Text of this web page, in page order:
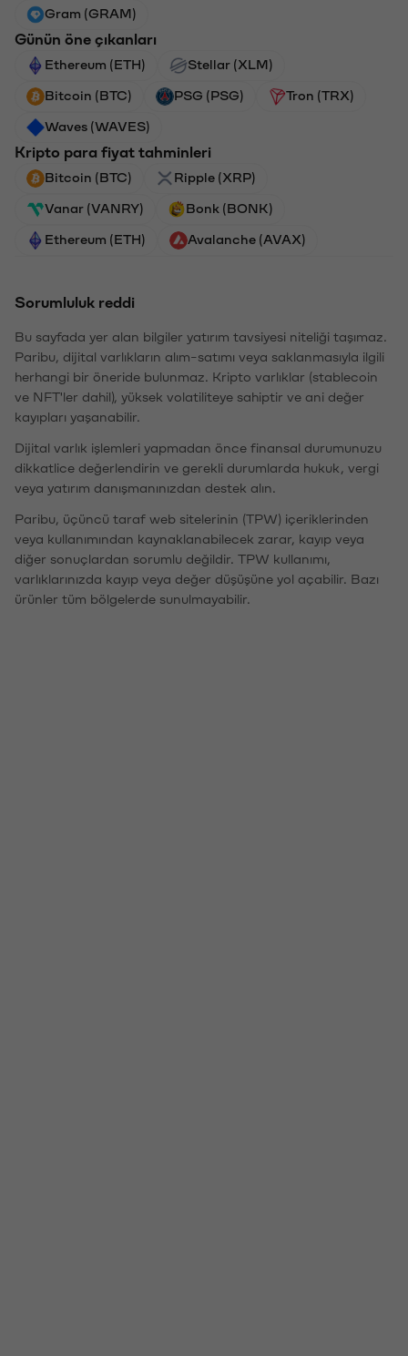
Gram (GRAM)
Günün öne çıkanları
Ethereum (ETH) Stellar (XLM)
Bitcoin (BTC) PSG (PSG) Tron (TRX)
Waves (WAVES)
Kripto para fiyat tahminleri
Bitcoin (BTC) Ripple (XRP)
Vanar (VANRY) Bonk (BONK)
Ethereum (ETH) Avalanche (AVAX)
Sorumluluk reddi
Bu sayfada yer alan bilgiler yatırım tavsiyesi niteliği taşımaz.
Paribu, dijital varlıkların alım-satımı veya saklanmasıyla ilgili
herhangi bir öneride bulunmaz. Kripto varlıklar (stablecoin
ve NFT'ler dahil), yüksek volatiliteye sahiptir ve ani değer
kayıpları yaşanabilir.
Dijital varlık işlemleri yapmadan önce finansal durumunuzu
dikkatlice değerlendirin ve gerekli durumlarda hukuk, vergi
veya yatırım danışmanınızdan destek alın.
Paribu, üçüncü taraf web sitelerinin (TPW) içeriklerinden
veya kullanımından kaynaklanabilecek zarar, kayıp veya
diğer sonuçlardan sorumlu değildir. TPW kullanımı,
varlıklarınızda kayıp veya değer düşüşüne yol açabilir. Bazı
ürünler tüm bölgelerde sunulmayabilir.